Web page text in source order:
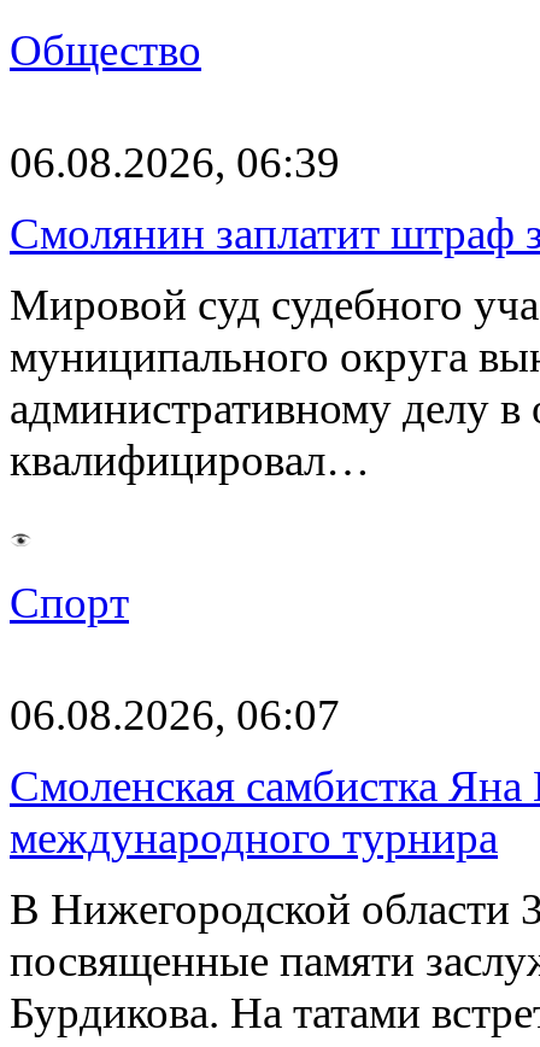
Общество
06.08.2026, 06:39
Смолянин заплатит штраф
Мировой суд судебного
муниципального округа
административному делу
квалифицировал…
Спорт
06.08.2026, 06:07
Смоленская самбистка Яна
международного турнира
В Нижегородской области
посвященные памяти
Бурдикова. На татами